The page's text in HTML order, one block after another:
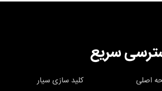
سریع
اصلی
کلید سازی سیار